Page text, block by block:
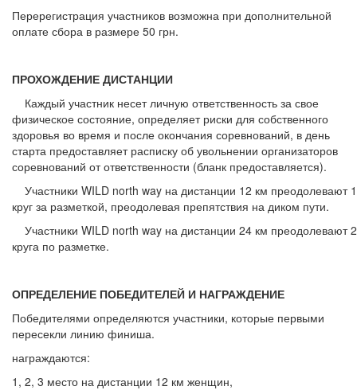
Перерегистрация участников возможна при дополнительной
оплате сбора в размере 50 грн.
ПРОХОЖДЕНИЕ ДИСТАНЦИИ
Каждый участник несет личную ответственность за свое
физическое состояние, определяет риски для собственного
здоровья во время и после окончания соревнований, в день
старта предоставляет расписку об увольнении организаторов
соревнований от ответственности (бланк предоставляется).
Участники WILD north way на дистанции 12 км преодолевают 1
круг за разметкой, преодолевая препятствия на диком пути.
Участники WILD north way на дистанции 24 км преодолевают 2
круга по разметке.
ОПРЕДЕЛЕНИЕ ПОБЕДИТЕЛЕЙ И НАГРАЖДЕНИЕ
Победителями определяются участники, которые первыми
пересекли линию финиша.
награждаются:
1, 2, 3 место на дистанции 12 км женщин,